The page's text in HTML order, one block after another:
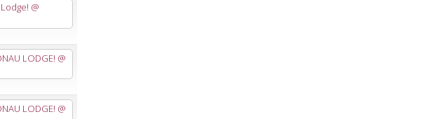
@
LODGE! @
LODGE! @